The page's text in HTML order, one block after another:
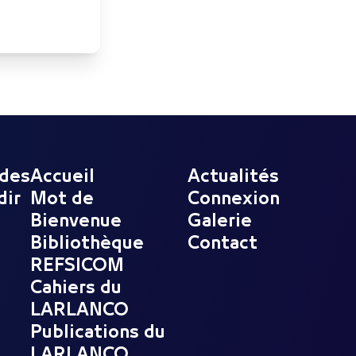
Accueil
Mot de
Bienvenue
Bibliothèque
REFSICOM
Cahiers du
LARLANCO
Publications du
Actualités
Connexion
Galerie
Contact